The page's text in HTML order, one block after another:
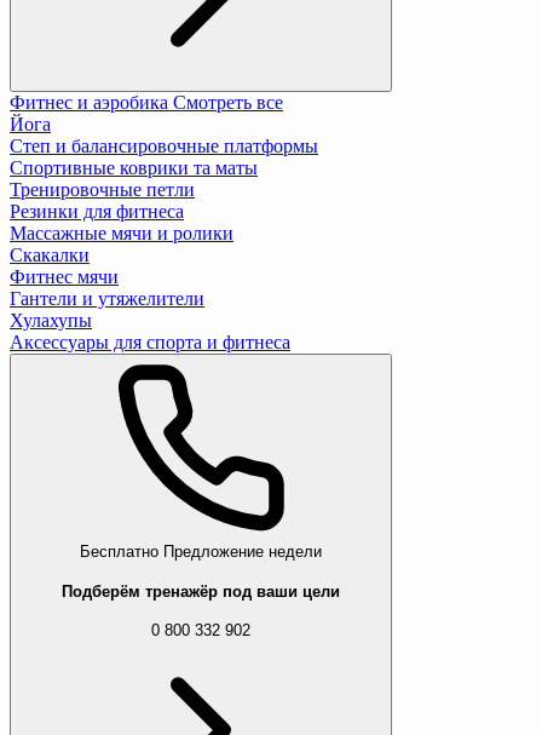
Фитнес и аэробика Смотреть все
Йога
Степ и балансировочные платформы
Спортивные коврики та маты
Тренировочные петли
Резинки для фитнеса
Массажные мячи и ролики
Скакалки
Фитнес мячи
Гантели и утяжелители
Хулахупы
Аксессуары для спорта и фитнеса
Бесплатно Предложение недели
Подберём тренажёр под ваши цели
0 800 332 902